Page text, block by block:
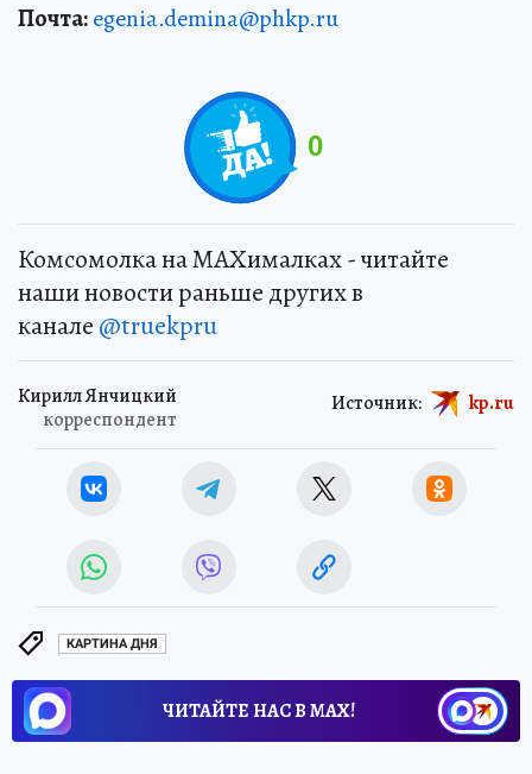
Почта:egenia.demina@phkp.ru
0
Комсомолка на MAXималках - читайте
наши новости раньше других в
канале @truekpru
Кирилл Янчицкий
корреспондент
Источник: kp.ru
КАРТИНА ДНЯ
ЧИТАЙТЕ НАС В МАХ!